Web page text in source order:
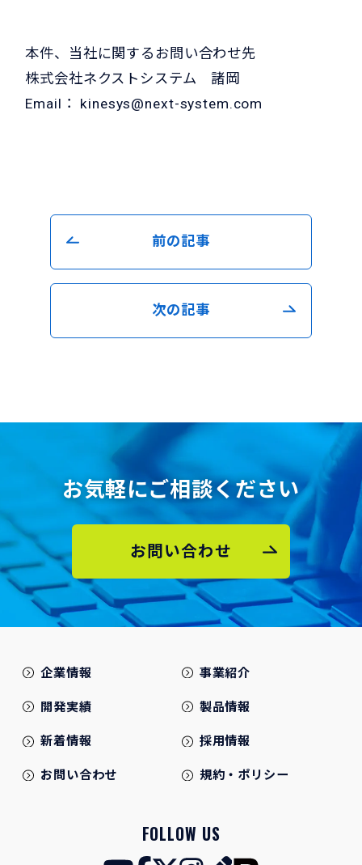
本件、当社に関するお問い合わせ先
株式会社ネクストシステム 諸岡
Email： kinesys@next-system.com
前の記事
次の記事
お気軽にご相談ください
お問い合わせ
企業情報 事業紹介
開発実績 製品情報
新着情報 採用情報
お問い合わせ 規約・ポリシー
FOLLOW US